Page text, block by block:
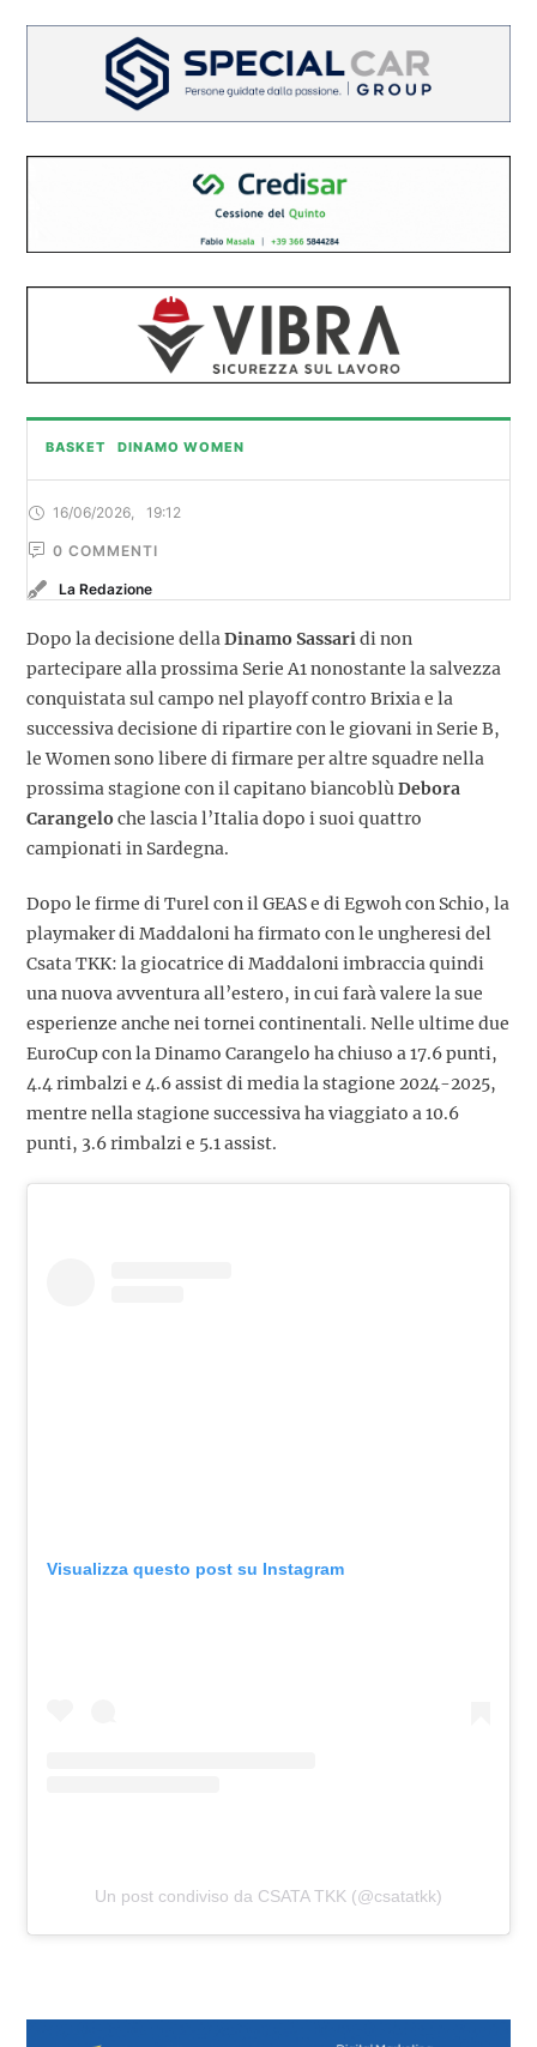
BASKET DINAMO WOMEN
16/06/2026 19:12
0 COMMENTI
La Redazione
Dopo la decisione dellaDinamo Sassaridi non
partecipare alla prossima Serie A1 nonostante la salvezza
conquistata sul campo nel playoff contro Brixia e la
successiva decisione di ripartire con le giovani in Serie B,
le Women sono libere di firmare per altre squadre nella
prossima stagione con il capitano biancoblùDebora
Carangelo che lascia l’Italia dopo i suoi quattro
campionati in Sardegna.
Dopo le firme di Turel con il GEAS e di Egwoh con Schio, la
playmaker di Maddaloni ha firmato con le ungheresi del
Csata TKK: la giocatrice di Maddaloni imbraccia quindi
una nuova avventura all’estero, in cui farà valere la sue
esperienze anche nei tornei continentali. Nelle ultime due
EuroCup con la Dinamo Carangelo ha chiuso a 17.6 punti,
4.4 rimbalzi e 4.6 assist di media la stagione 2024-2025,
mentre nella stagione successiva ha viaggiato a 10.6
punti, 3.6 rimbalzi e 5.1 assist.
Visualizza questo post su Instagram
Un post condiviso da CSATA TKK (@csatatkk)